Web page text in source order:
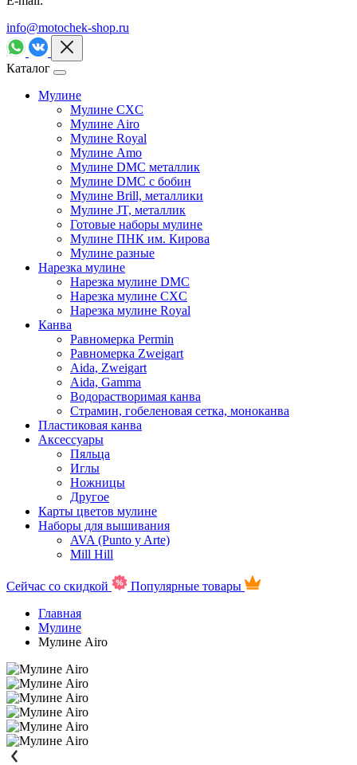
info@motochek-shop.ru
Каталог
Мулине
Мулине CXC
Мулине Airo
Мулине Royal
Мулине Amo
Мулине DMC металлик
Мулине DMC с бобин
Мулине Brill, металлики
Мулине JT, металлик
Готовые наборы мулине
Мулине ПНК им. Кирова
Мулине разные
Нарезка мулине
Нарезка мулине DMC
Нарезка мулине CXC
Нарезка мулине Royal
Канва
Равномерка Permin
Равномерка Zweigart
Aida, Zweigart
Aida, Gamma
Водорастворимая канва
Страмин, гобеленовая сетка, моноканва
Пластиковая канва
Аксессуары
Пяльца
Иглы
Ножницы
Другое
Карты цветов мулине
Наборы для вышивания
AVA (Punto y Arte)
Mill Hill
Сейчас со скидкой
Популярные товары
Главная
Мулине
Мулине Airo